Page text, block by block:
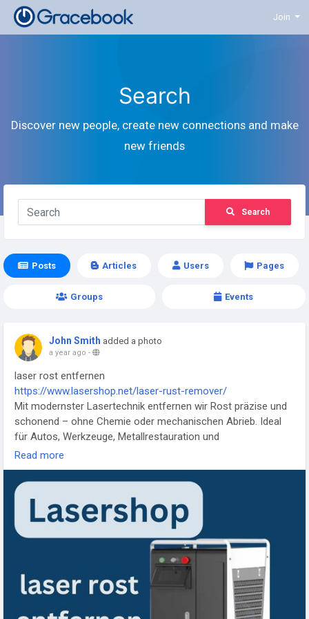
Join
Search
Discover new people, create new connections and make
new friends
Search
Posts Articles Users Pages
Groups Events
John Smith added a photo
a year ago -
laser rost entfernen
https://www.lasershop.net/laser-rust-remover/
Mit modernster Lasertechnik entfernen wir Rost präzise und
schonend – ohne Chemie oder mechanischen Abrieb. Ideal
für Autos, Werkzeuge, Metallrestauration und
Industrieanwendungen. Die berührungslose Methode schont
das Grundmaterial und hinterlässt eine saubere Oberfläche.
Perfekt für empfindliche Bauteile und nachhaltige
Rostentfernung!
#LaserRostentfernung #Rostentfernen
#Metallreinigung
#Industrielaser #AutoRestaurierung #Werkzeugpflege
Read more